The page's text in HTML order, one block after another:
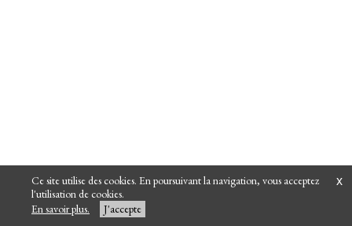
Ce site utilise des cookies. En poursuivant la navigation, vous acceptez
l'utilisation de cookies.
En savoir plus.
J'accepte
x